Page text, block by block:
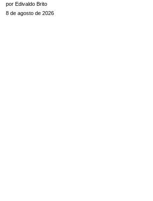
por Edivaldo Brito
8 de agosto de 2026